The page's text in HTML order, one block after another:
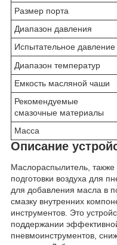
Размер порта
Диапазон давления
Испытательное давление
Диапазон температур
Емкость масляной чаши
Рекомендуемые
смазочные материалы
Масса
Описание
Маслораспылитель, также
подготовки воздуха для
для добавления масла в
смазку внутренних
инструментов. Это
поддержании
пневмоинструментов,